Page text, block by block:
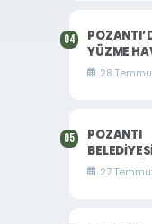
YÜZME
HİZMETE
28
POZANTI
FİLOSU
27